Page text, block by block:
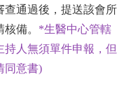
查通過後，提送該會所
備。 *生醫中心管轄
人無須單件申報，但
同意書)